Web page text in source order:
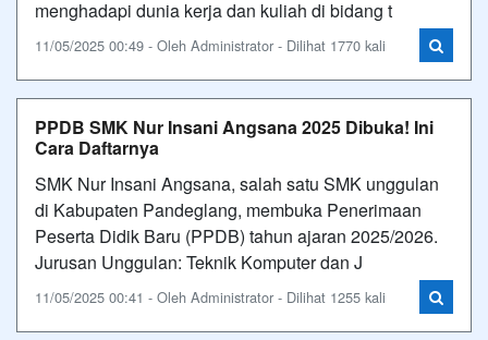
menghadapi dunia kerja dan kuliah di bidang t
11/05/2025 00:49 - Oleh Administrator - Dilihat 1770 kali
PPDB SMK Nur Insani Angsana 2025 Dibuka! Ini
Cara Daftarnya
SMK Nur Insani Angsana, salah satu SMK unggulan
di Kabupaten Pandeglang, membuka Penerimaan
Peserta Didik Baru (PPDB) tahun ajaran 2025/2026.
Jurusan Unggulan: Teknik Komputer dan J
11/05/2025 00:41 - Oleh Administrator - Dilihat 1255 kali